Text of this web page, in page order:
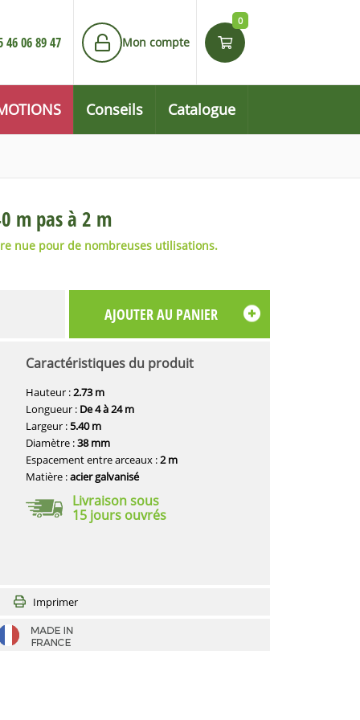
0
Mon compte
46 06 89 47
Conseils Catalogue
m pas à 2 m
nue pour de nombreuses utilisations.
Caractéristiques du produit
Hauteur :2.73 m
Longueur : De 4 à 24 m
Largeur :5.40 m
Diamètre :38 mm
Espacement entre arceaux :2 m
Matière :acier galvanisé
Livraison sous
15 jours ouvrés
Imprimer